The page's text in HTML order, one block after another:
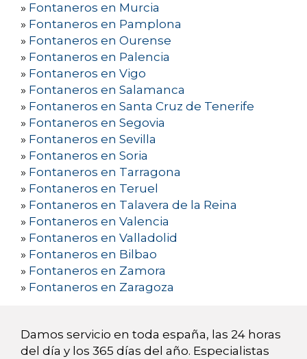
» Fontaneros en Murcia
» Fontaneros en Pamplona
» Fontaneros en Ourense
» Fontaneros en Palencia
» Fontaneros en Vigo
» Fontaneros en Salamanca
» Fontaneros en Santa Cruz de Tenerife
» Fontaneros en Segovia
» Fontaneros en Sevilla
» Fontaneros en Soria
» Fontaneros en Tarragona
» Fontaneros en Teruel
» Fontaneros en Talavera de la Reina
» Fontaneros en Valencia
» Fontaneros en Valladolid
» Fontaneros en Bilbao
» Fontaneros en Zamora
» Fontaneros en Zaragoza
Damos servicio en toda españa, las 24 horas
del día y los 365 días del año. Especialistas